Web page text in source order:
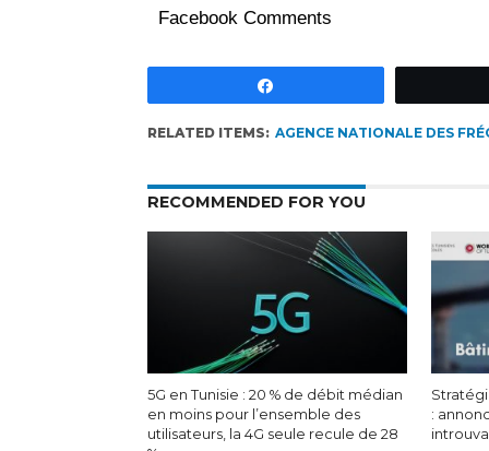
Facebook Comments
RELATED ITEMS: AGENCE NATIONALE DES
RECOMMENDED FOR YOU
5G en Tunisie : 20 % de débit médian
en moins pour l’ensemble des
utilisateurs, la 4G seule recule de 28
: